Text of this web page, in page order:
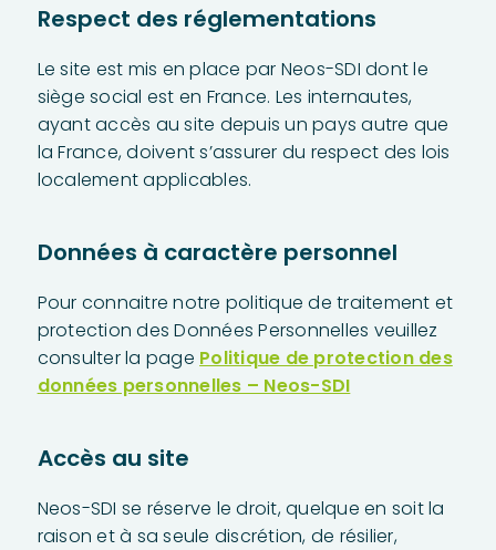
Respect des réglementations
Le site est mis en place par Neos-SDI dont le
siège social est en France. Les internautes,
ayant accès au site depuis un pays autre que
la France, doivent s’assurer du respect des lois
localement applicables.
Données à caractère personnel
Pour connaitre notre politique de traitement et
protection des Données Personnelles veuillez
consulter la page Politique de protection des
données personnelles – Neos-SDI
Accès au site
Neos-SDI se réserve le droit, quelque en soit la
raison et à sa seule discrétion, de résilier,